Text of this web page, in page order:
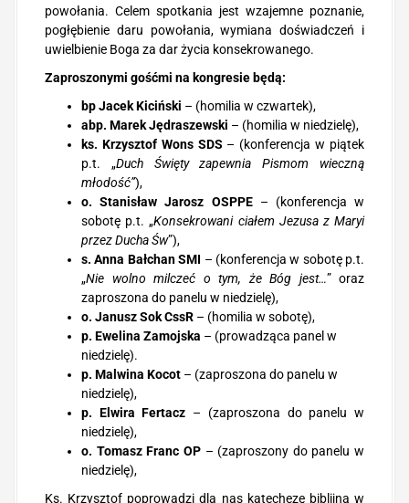
powołania. Celem spotkania jest wzajemne poznanie,
pogłębienie daru powołania, wymiana doświadczeń i
uwielbienie Boga za dar życia konsekrowanego.
Zaproszonymi gośćmi na kongresie będą:
bp Jacek Kiciński – (homilia w czwartek),
abp. Marek Jędraszewski – (homilia w niedzielę),
ks. Krzysztof Wons SDS – (konferencja w piątek
p.t. „Duch Święty zapewnia Pismom wieczną
młodość”),
o. Stanisław Jarosz OSPPE– (konferencja w
sobotę p.t. „Konsekrowani ciałem Jezusa z Maryi
przez Ducha Św”),
s. Anna Bałchan SMI – (konferencja w sobotę p.t.
„Nie wolno milczeć o tym, że Bóg jest…” oraz
zaproszona do panelu w niedzielę),
o. Janusz Sok CssR – (homilia w sobotę),
p. Ewelina Zamojska – (prowadząca panel w
niedzielę).
p. Malwina Kocot – (zaproszona do panelu w
niedzielę),
p. Elwira Fertacz – (zaproszona do panelu w
niedzielę),
o. Tomasz Franc OP– (zaproszony do panelu w
niedzielę),
Ks. Krzysztof poprowadzi dla nas katechezę biblijną w